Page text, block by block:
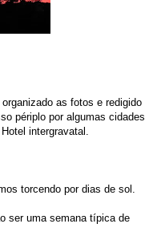
as fotos e redigido
périplo por algumas cidades
intergravatal.
torcendo por dias de sol.
ser uma semana típica de